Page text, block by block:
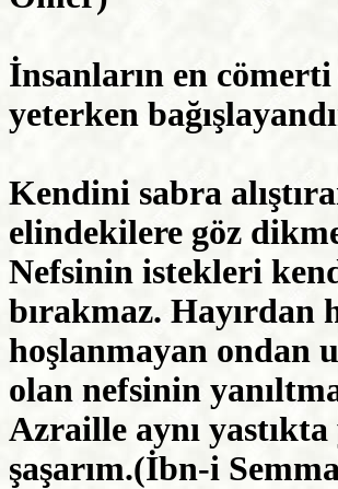
İnsanların en
yeterken
Kendini sabra
elindekilere göz
Nefsinin istekleri
bırakmaz. Hayırdan
hoşlanmayan ondan
olan nefsinin
Azraille aynı
şaşarım.(İbn-i